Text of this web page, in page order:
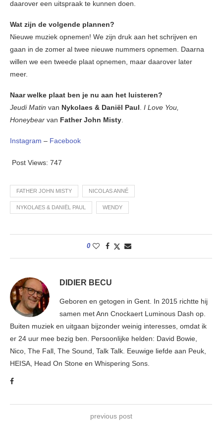
daarover een uitspraak te kunnen doen.
Wat zijn de volgende plannen?
Nieuwe muziek opnemen! We zijn druk aan het schrijven en
gaan in de zomer al twee nieuwe nummers opnemen. Daarna
willen we een tweede plaat opnemen, maar daarover later
meer.
Naar welke plaat ben je nu aan het luisteren?
Jeudi Matin van Nykolaes & Daniël Paul. I Love You,
Honeybear van Father John Misty.
Instagram – Facebook
Post Views: 747
FATHER JOHN MISTY NICOLAS ANNÉ
NYKOLAES & DANIËL PAUL WENDY
0
DIDIER BECU
Geboren en getogen in Gent. In 2015 richtte hij
samen met Ann Cnockaert Luminous Dash op.
Buiten muziek en uitgaan bijzonder weinig interesses, omdat ik
er 24 uur mee bezig ben. Persoonlijke helden: David Bowie,
Nico, The Fall, The Sound, Talk Talk. Eeuwige liefde aan Peuk,
HEISA, Head On Stone en Whispering Sons.
previous post